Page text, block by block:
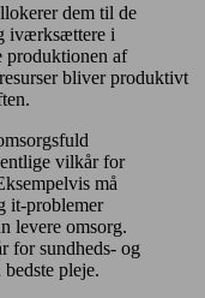
dem til de
iværksættere i
produktionen af
bliver produktivt
vilkår for
må
it-problemer
levere omsorg.
for sundheds- og
pleje.